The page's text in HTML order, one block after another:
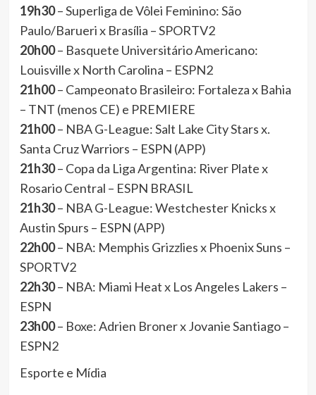
19h30– Superliga de Vôlei Feminino: São
Paulo/Barueri x Brasília – SPORTV2
20h00– Basquete Universitário Americano:
Louisville x North Carolina – ESPN2
21h00– Campeonato Brasileiro: Fortaleza x Bahia
– TNT (menos CE) e PREMIERE
21h00– NBA G-League: Salt Lake City Stars x.
Santa Cruz Warriors – ESPN (APP)
21h30– Copa da Liga Argentina: River Plate x
Rosario Central – ESPN BRASIL
21h30– NBA G-League: Westchester Knicks x
Austin Spurs – ESPN (APP)
22h00– NBA: Memphis Grizzlies x Phoenix Suns –
SPORTV2
22h30– NBA: Miami Heat x Los Angeles Lakers –
ESPN
23h00– Boxe: Adrien Broner x Jovanie Santiago –
ESPN2
Esporte e Mídia